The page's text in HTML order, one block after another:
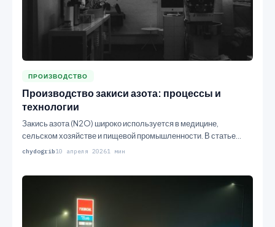
ПРОИЗВОДСТВО
Производство закиси азота: процессы и
технологии
Закись азота (N2O) широко используется в медицине,
сельском хозяйстве и пищевой промышленности. В статье
рассматриваются методы производства этого…
chydogrib10 апреля 20261 мин